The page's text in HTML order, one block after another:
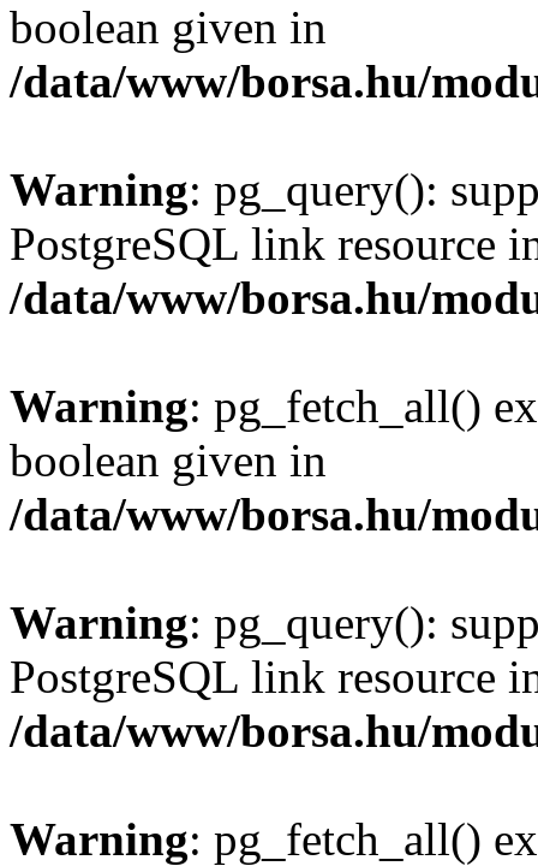
boolean given in
/data/www/borsa.hu/
Warning: pg_query():
PostgreSQL link resource
/data/www/borsa.hu/
Warning: pg_fetch_all()
boolean given in
/data/www/borsa.hu/
Warning: pg_query():
PostgreSQL link resource
/data/www/borsa.hu/
Warning: pg_fetch_all()